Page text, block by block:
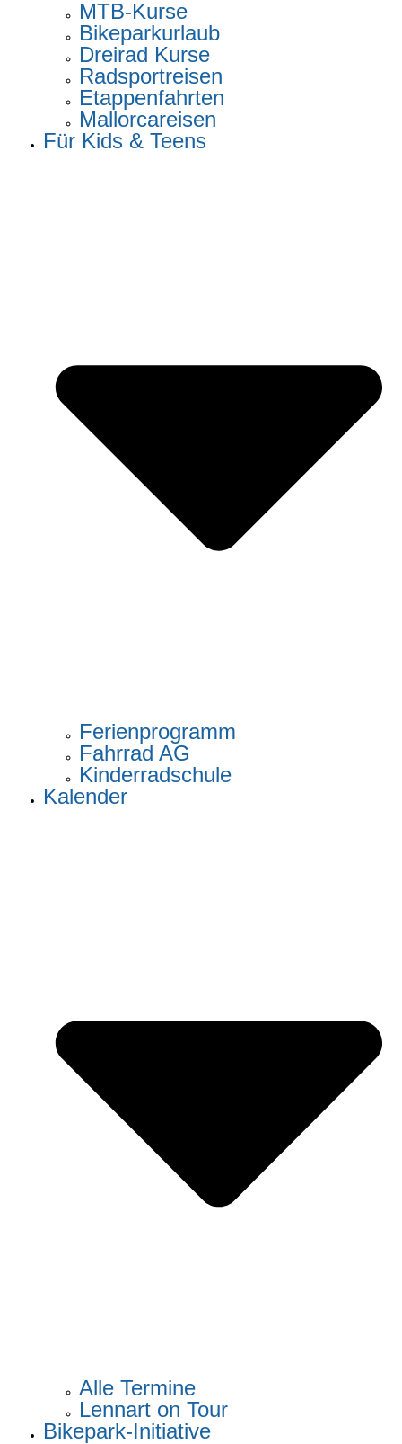
MTB-Kurse
Bikeparkurlaub
Dreirad Kurse
Radsportreisen
Etappenfahrten
Mallorcareisen
Für Kids & Teens
Ferienprogramm
Fahrrad AG
Kinderradschule
Kalender
Alle Termine
Lennart on Tour
Bikepark-Initiative